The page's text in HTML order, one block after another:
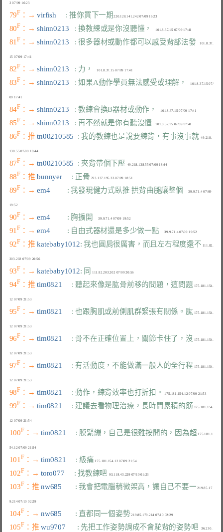
2 07/09 16:23
79F ：→ virfish : 推你買下一期
80F ：→ shinn0213 : 換教練或是你沒聽懂，
81F ：→ shinn0213 : 很多器材或動作都可以感受背部法發
    101.8.37.
82F ：→ shinn0213 : 力，
83F ：→ shinn0213 : 如果A動作學員無法感受或理解，
    101.8.37.15 07/
84F ：→ shinn0213 : 教練會換B器材或動作，
85F ：→ shinn0213 : 再不然就是你有聽沒懂
86F ：推 tn00210585 : 我的教練也是說要練背，有事沒事就
  49.218.
138.55 07/09 18:44
87F ：→ tn00210585 : 夾背帶個下壓
88F ：推 bunnyer : 正骨
89F ：→ em4 : 我發現健力式臥推 拱背曲腿讓整個
      39.9.71.4 07/09
90F ：→ em4 : 胸擴開
91F ：→ em4 : 自由式器材還是多少做一點
92F ：推 katebaby1012: 我也圓肩很厲害，而且左右程度還不 111.82.
203.202 07/09 20:56
93F ：→ katebaby1012: 同
94F ：推 tim0821 : 聽起來像是肱骨前移的問題，這問題 175.181.154.
12 07/09 21:53
95F ：→ tim0821 : 也跟胸肌或前側肌群緊張有關係。肱 175.181.154.
12 07/09 21:53
96F ：→ tim0821 : 骨不在正確位置上，關節卡住了，沒 175.181.154.
12 07/09 21:53
97F ：→ tim0821 : 有活動度，不能做滿一般人的全行程 175.181.154.
12 07/09 21:53
98F ：→ tim0821 : 動作，練背效率也打折扣。 175.181.154.12 07/09 21:53
99F ：→ tim0821 : 建議去看物理治療，長時間累積的筋 175.181.154.
12 07/09 21:54
100F ：→ tim0821 : 膜緊繃，自己是很難按開的，因為超 175.181.1
54.12 07/09 21:54
101 F ：→ tim0821 : 級痛 175.181.154.12 07/09 21:54
102F ：→ toro077 : 找教練吧
103F ：推 nw685 : 我會把電腦稍微架高，讓自己不要一 219.85.17
9.214 07/10 02:29
104F ：→ nw685 : 直都同一個姿勢 219.85.179.214 07/10 02:29
105F ：推 wu9707 : 先把工作姿勢調成不會駝背的姿勢吧
   36.230.